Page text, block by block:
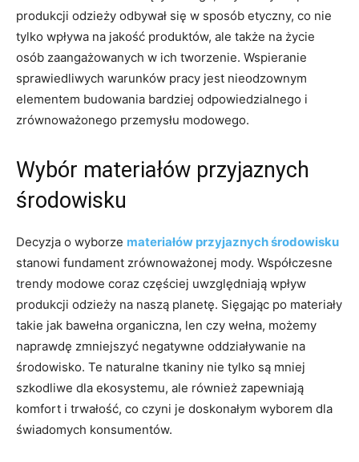
produkcji odzieży odbywał się w sposób etyczny, co nie
tylko wpływa na jakość produktów, ale także na życie
osób zaangażowanych w ich tworzenie. Wspieranie
sprawiedliwych warunków pracy jest nieodzownym
elementem budowania bardziej odpowiedzialnego i
zrównoważonego przemysłu modowego.
Wybór materiałów przyjaznych
środowisku
Decyzja o wyborze materiałów przyjaznych środowisku
stanowi fundament zrównoważonej mody. Współczesne
trendy modowe coraz częściej uwzględniają wpływ
produkcji odzieży na naszą planetę. Sięgając po materiały
takie jak bawełna organiczna, len czy wełna, możemy
naprawdę zmniejszyć negatywne oddziaływanie na
środowisko. Te naturalne tkaniny nie tylko są mniej
szkodliwe dla ekosystemu, ale również zapewniają
komfort i trwałość, co czyni je doskonałym wyborem dla
świadomych konsumentów.